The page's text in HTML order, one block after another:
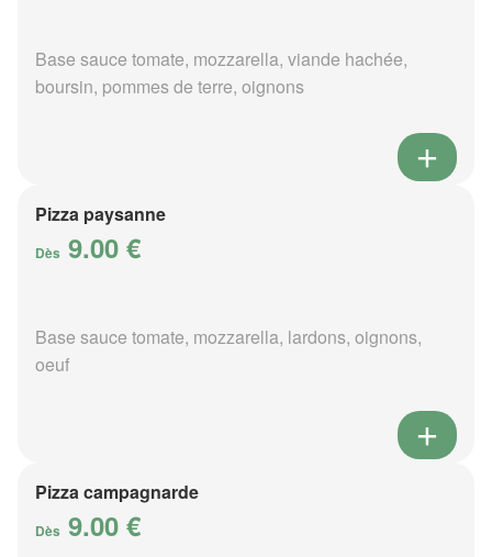
Base sauce tomate, mozzarella, viande hachée,
boursin, pommes de terre, oignons
Pizza paysanne
Dès 9.00 €
Base sauce tomate, mozzarella, lardons, oignons,
oeuf
Pizza campagnarde
Dès 9.00 €